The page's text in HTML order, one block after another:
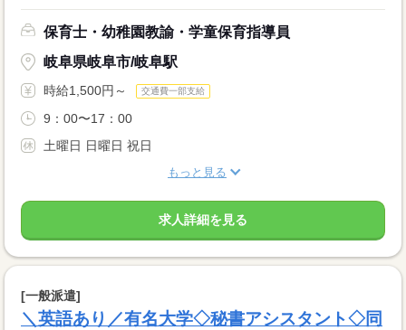
保育士・幼稚園教諭・学童保育指導員
岐阜県岐阜市/岐阜駅
時給1,500円～ 交通費一部支給
9：00〜17：00
土曜日 日曜日 祝日
もっと見る
求人詳細を見る
[一般派遣]
＼英語あり／有名大学◇秘書アシスタント◇同